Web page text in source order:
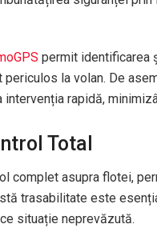
permit identificarea
la volan. De
rapidă,
Total
complet asupra flotei,
trasabilitate este
situație neprevăzută.